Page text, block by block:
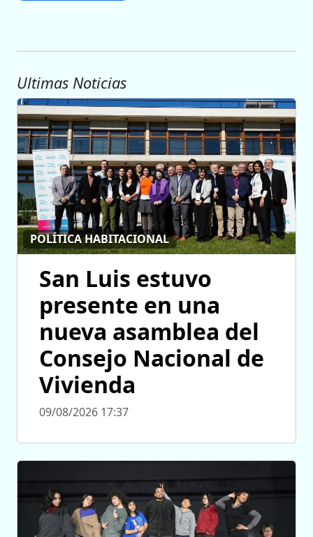
Ultimas Noticias
POLÍTICA HABITACIONAL
San Luis estuvo
presente en una
nueva asamblea del
Consejo Nacional de
Vivienda
09/08/2026 17:37